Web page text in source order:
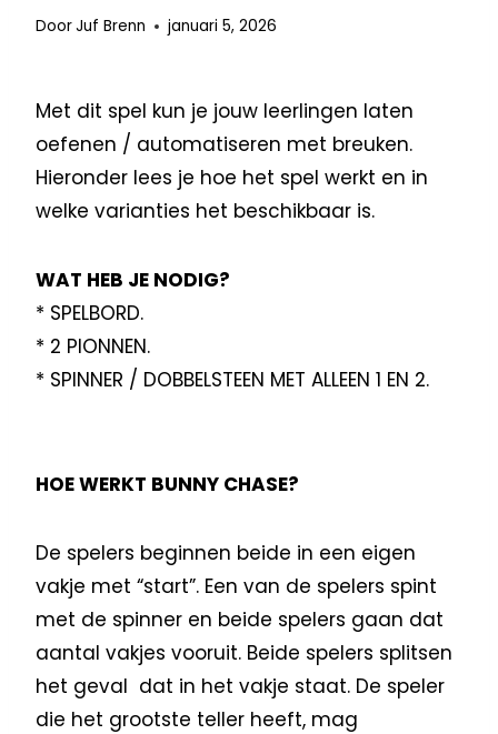
DoorJuf Brenn januari 5, 2026
Met dit spel kun je jouw leerlingen laten
oefenen / automatiseren met breuken.
Hieronder lees je hoe het spel werkt en in
welke varianties het beschikbaar is.
WAT HEB JE NODIG?
* SPELBORD.
* 2 PIONNEN.
* SPINNER / DOBBELSTEEN MET ALLEEN 1 EN 2.
HOE WERKT BUNNY CHASE?
De spelers beginnen beide in een eigen
vakje met “start”. Een van de spelers spint
met de spinner en beide spelers gaan dat
aantal vakjes vooruit. Beide spelers splitsen
het geval dat in het vakje staat. De speler
die het grootste teller heeft, mag